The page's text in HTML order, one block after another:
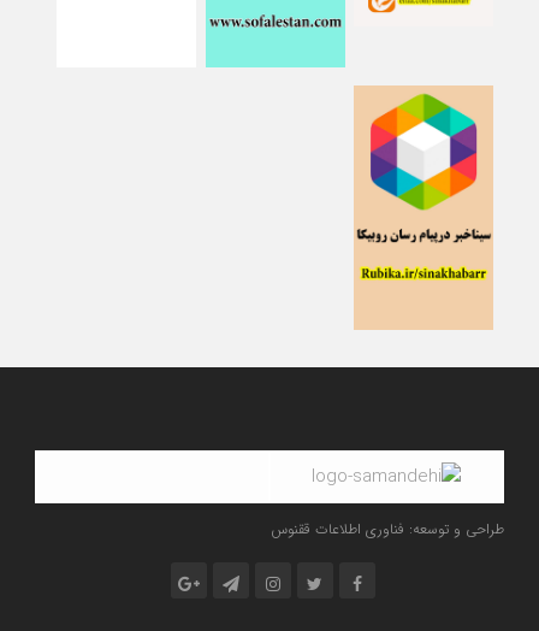
طراحی و توسعه: فناوری اطلاعات ققنوس